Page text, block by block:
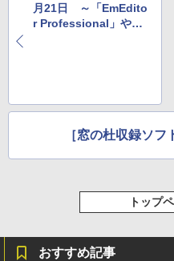
月21日 ～「EmEdito
r Professional」や
［窓の杜収録ソ
トップ
おすすめ記事